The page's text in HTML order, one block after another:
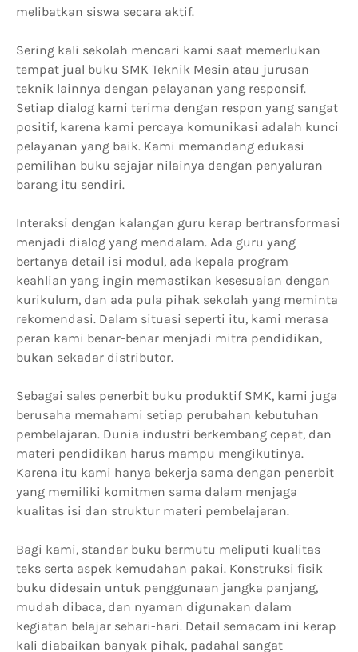
melibatkan siswa secara aktif.
Sering kali sekolah mencari kami saat memerlukan
tempat jual buku SMK Teknik Mesin atau jurusan
teknik lainnya dengan pelayanan yang responsif.
Setiap dialog kami terima dengan respon yang sangat
positif, karena kami percaya komunikasi adalah kunci
pelayanan yang baik. Kami memandang edukasi
pemilihan buku sejajar nilainya dengan penyaluran
barang itu sendiri.
Interaksi dengan kalangan guru kerap bertransformasi
menjadi dialog yang mendalam. Ada guru yang
bertanya detail isi modul, ada kepala program
keahlian yang ingin memastikan kesesuaian dengan
kurikulum, dan ada pula pihak sekolah yang meminta
rekomendasi. Dalam situasi seperti itu, kami merasa
peran kami benar-benar menjadi mitra pendidikan,
bukan sekadar distributor.
Sebagai sales penerbit buku produktif SMK, kami juga
berusaha memahami setiap perubahan kebutuhan
pembelajaran. Dunia industri berkembang cepat, dan
materi pendidikan harus mampu mengikutinya.
Karena itu kami hanya bekerja sama dengan penerbit
yang memiliki komitmen sama dalam menjaga
kualitas isi dan struktur materi pembelajaran.
Bagi kami, standar buku bermutu meliputi kualitas
teks serta aspek kemudahan pakai. Konstruksi fisik
buku didesain untuk penggunaan jangka panjang,
mudah dibaca, dan nyaman digunakan dalam
kegiatan belajar sehari-hari. Detail semacam ini kerap
kali diabaikan banyak pihak, padahal sangat